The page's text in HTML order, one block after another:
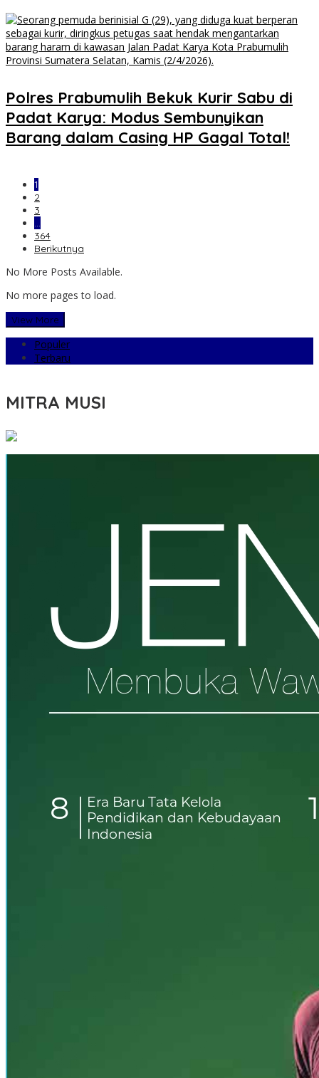
Polres Prabumulih Bekuk Kurir Sabu di
Padat Karya: Modus Sembunyikan
Barang dalam Casing HP Gagal Total!
1
2
3
…
364
Berikutnya
No More Posts Available.
No more pages to load.
View More
Populer
Terbaru
MITRA MUSI